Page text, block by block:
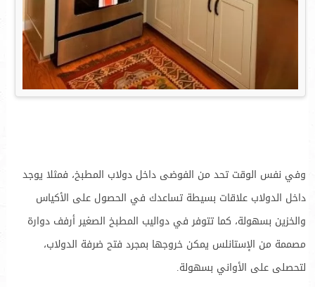
وفي نفس الوقت تحد من الفوضى داخل دولاب المطبخ، فمثلا يوجد
داخل الدولاب علاقات بسيطة تساعدك في الحصول على الأكياس
والخزين بسهولة، كما تتوفر في دواليب المطبخ الصغير أرفف دوارة
مصممة من الإستانلس يمكن خروجها بمجرد فتح ضرفة الدولاب،
لتحصلى على الأواني بسهولة.